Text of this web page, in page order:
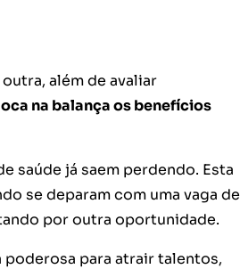
além de avaliar
na balança os benefícios
saúde já saem perdendo. Esta
se deparam com uma vaga de
por outra oportunidade.
para atrair talentos,